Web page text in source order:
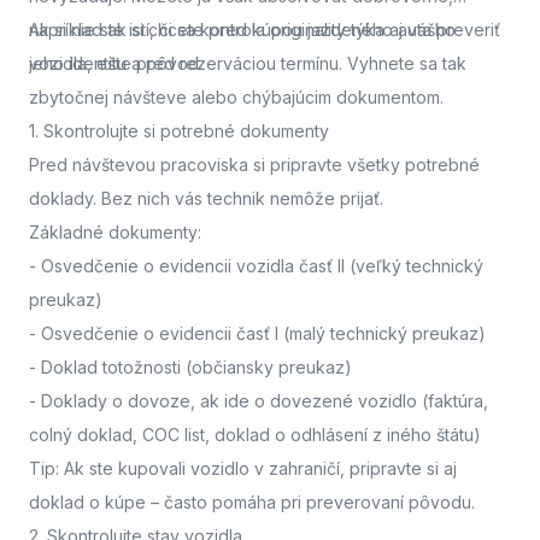
napríklad ak si chcete pred kúpou jazdeného auta preveriť
jeho identitu a pôvod.
Ak si nie ste istí, či sa kontrola originality týka aj vášho
vozidla,ešte pred rezerváciou termínu. Vyhnete sa tak
zbytočnej návšteve alebo chýbajúcim dokumentom.
1. Skontrolujte si potrebné dokumenty
Pred návštevou pracoviska si pripravte všetky potrebné
doklady. Bez nich vás technik nemôže prijať.
Základné dokumenty:
- Osvedčenie o evidencii vozidla časť II (veľký technický
preukaz)
- Osvedčenie o evidencii časť I (malý technický preukaz)
- Doklad totožnosti (občiansky preukaz)
- Doklady o dovoze, ak ide o dovezené vozidlo (faktúra,
colný doklad, COC list, doklad o odhlásení z iného štátu)
Tip: Ak ste kupovali vozidlo v zahraničí, pripravte si aj
doklad o kúpe – často pomáha pri preverovaní pôvodu.